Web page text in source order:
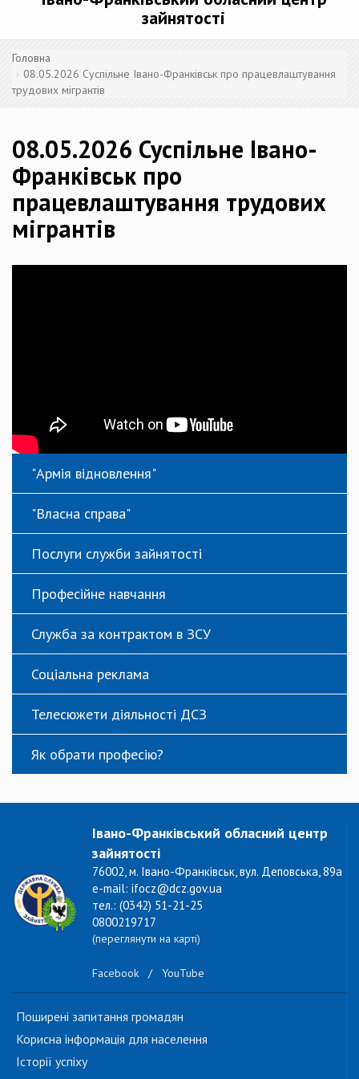
зайнятості
Головна
08.05.2026 Суспільне Івано-Франківськ про працевлаштування
трудових мігрантів
08.05.2026 Суспільне Івано-
Франківськ про
працевлаштування трудових
мігрантів
"Армія відновлення"
"Власна справа"
Послуги служби зайнятості
Професійне навчання
Служба за контрактом в ЗСУ
Соціальна реклама
Телесюжети діяльності ДСЗ
Як обрати професію?
Івано-Франківський обласний центр
зайнятості
76002, м. Івано-Франківськ, вул. Деповська, 89а
e-mail: ifocz@dcz.gov.ua
тел.: (0342) 51-21-25
0800219717
(переглянути на карті)
Facebook / YouTube
Поширені запитання громадян
Корисна інформація для населення
Історії успіху